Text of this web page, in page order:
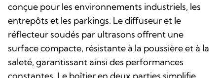
conçue pour les environnements industriels, les
entrepôts et les parkings. Le diffuseur et le
réflecteur soudés par ultrasons offrent une
surface compacte, résistante à la poussière et à la
saleté, garantissant ainsi des performances